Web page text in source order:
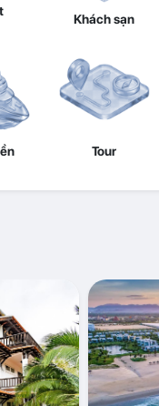
Khách sạn
Tour